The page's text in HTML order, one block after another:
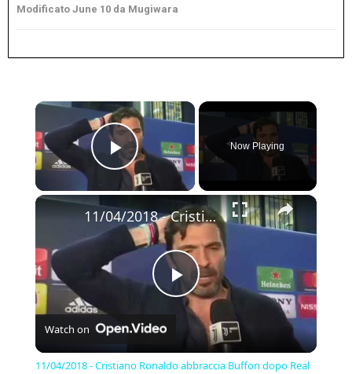
Modificato June 10 da Mugiwara
×
Play Video
Now Playing
×
Play
Video
11/04/2018 - Cristiano Ronaldo abbraccia Buffon dopo Real Madrid - Juventus 1-3: "Pedoname"
Watch on
11/04/2018 - Cristiano Ronaldo abbraccia Buffon dopo Real